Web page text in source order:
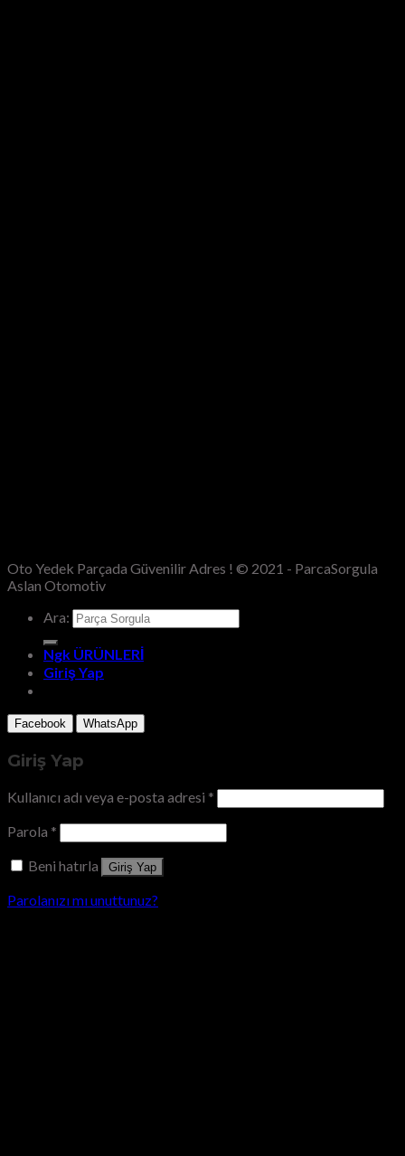
Oto Yedek Parçada Güvenilir Adres ! © 2021 - ParcaSorgula
Aslan Otomotiv
Ara:
Ngk ÜRÜNLERİ
Giriş Yap
Facebook WhatsApp
Giriş Yap
Kullanıcı adı veya e-posta adresi *
Parola *
Beni hatırla
Giriş Yap
Parolanızı mı unuttunuz?